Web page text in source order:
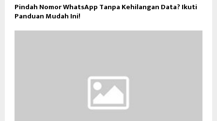
Pindah Nomor WhatsApp Tanpa Kehilangan Data? Ikuti
Panduan Mudah Ini!